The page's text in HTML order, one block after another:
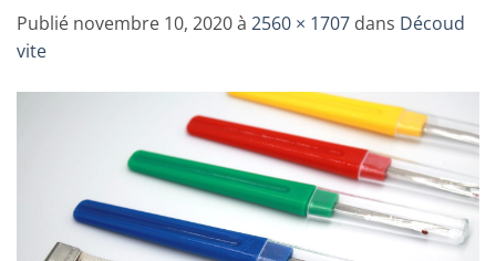
Publié novembre 10, 2020à 2560 × 1707 dans Découd
vite